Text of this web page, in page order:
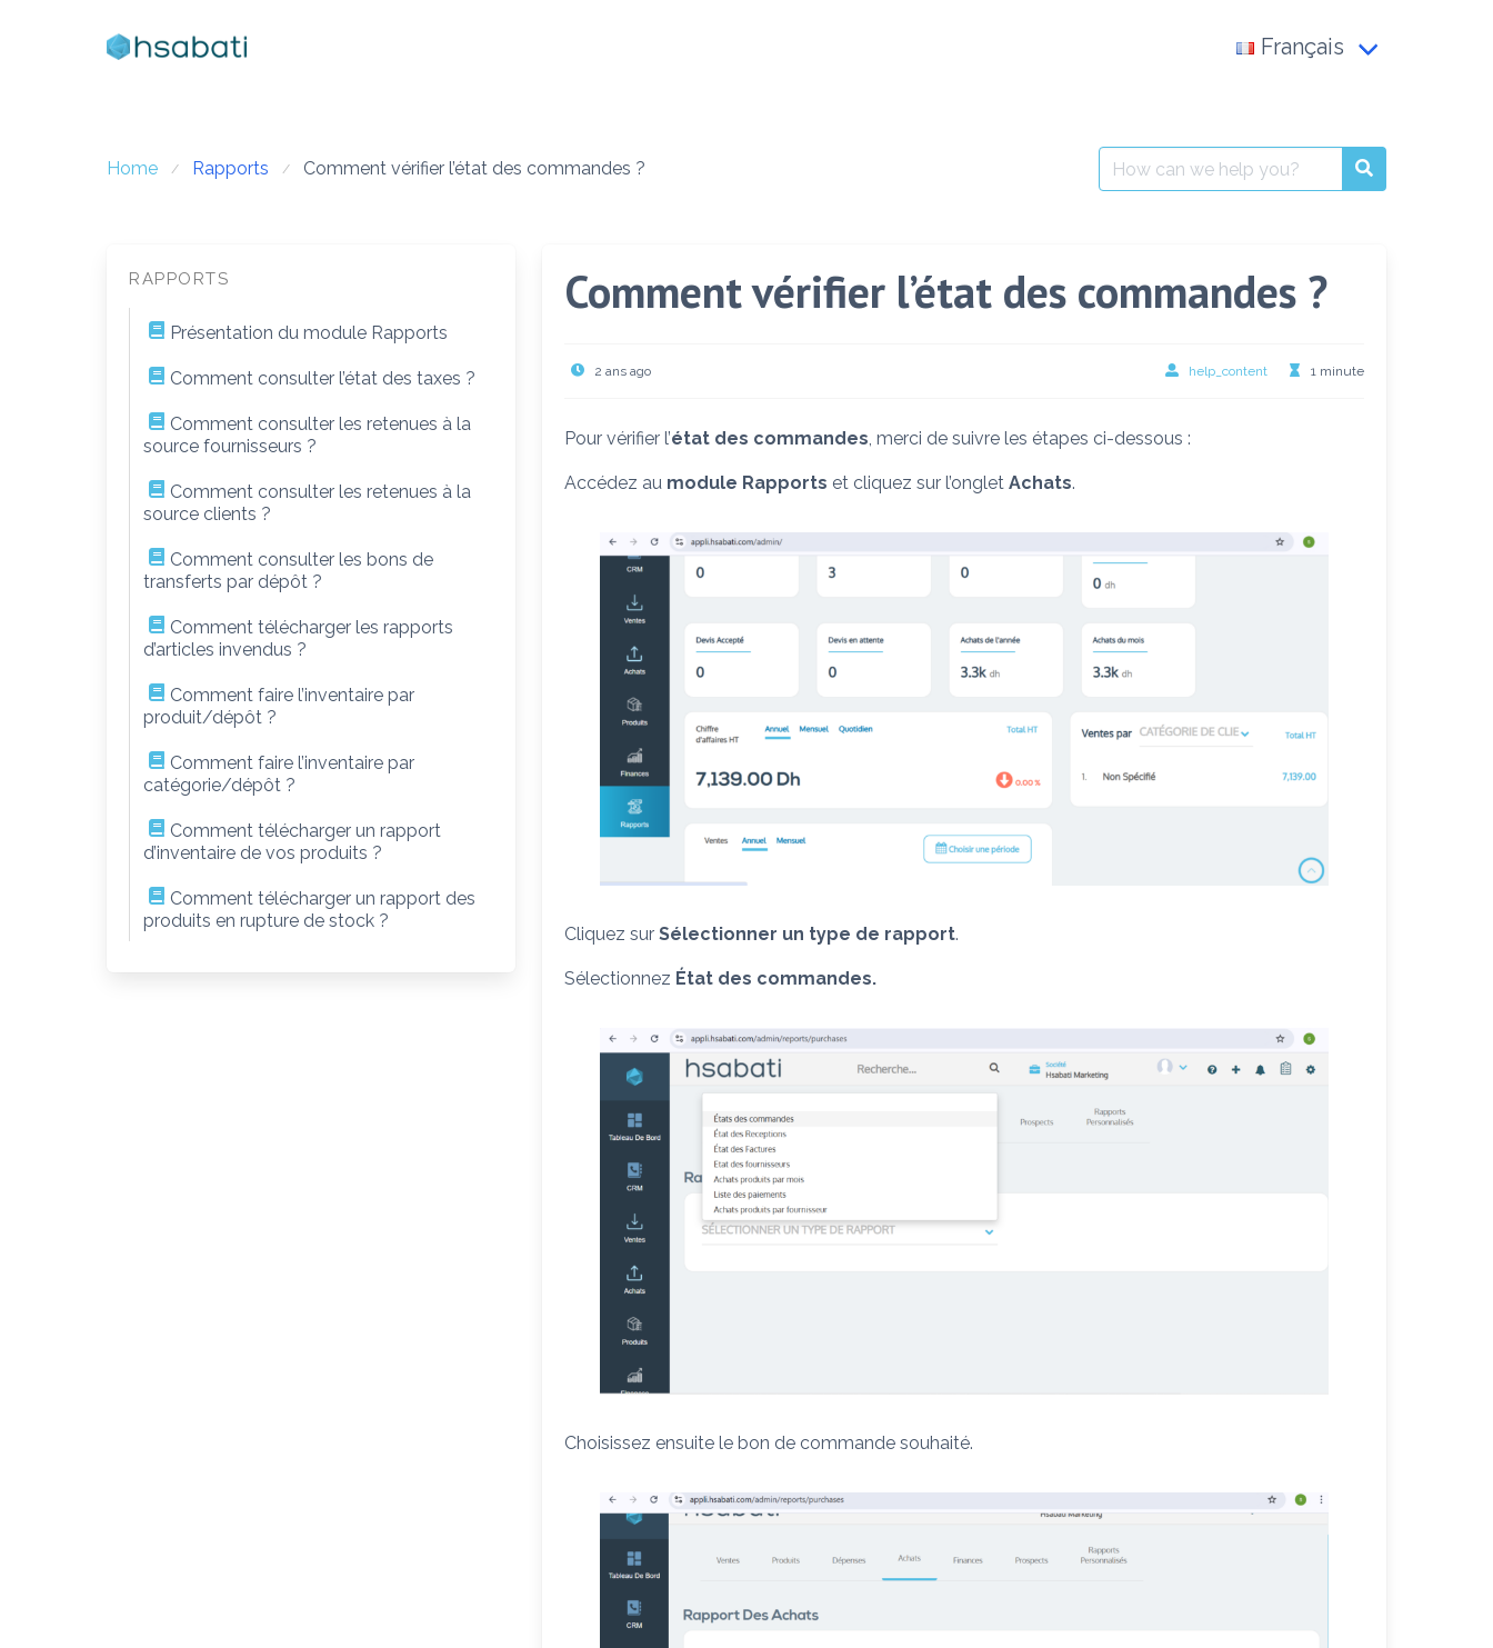
Français
العربية
English
Home Rapports Comment vérifier l’état des commandes ?
Search
for:
RAPPORTS
Présentation du module Rapports
Comment consulter l’état des taxes ?
Comment consulter les retenues à la
source fournisseurs ?
Comment consulter les retenues à la
source clients ?
Comment consulter les bons de
transferts par dépôt ?
Comment télécharger les rapports
d’articles invendus ?
Comment faire l’inventaire par
produit/dépôt ?
Comment faire l’inventaire par
catégorie/dépôt ?
Comment télécharger un rapport
d’inventaire de vos produits ?
Comment télécharger un rapport des
produits en rupture de stock ?
Comment vérifier l’état des commandes ?
2 ans ago help_content 1 minute
Pour vérifier l’état des commandes, merci de suivre les étapes ci-dessous :
Accédez au module Rapports et cliquez sur l’ongletAchats.
Cliquez sur Sélectionner un type de rapport.
Sélectionnez État des commandes.
Choisissez ensuite le bon de commande souhaité.